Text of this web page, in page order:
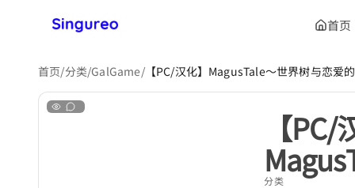
首页
首页/分类/GalGame/【PC/汉化】MagusTale～世界树与恋爱
【
分类